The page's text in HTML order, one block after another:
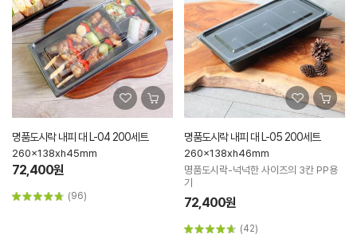
명품도시락 내피 대 L-04 200세트
260x138xh45mm
72,400원
(96)
명품도시락 내피 대 L-05 200세트
260x138xh46mm
명품도시락-넉넉한 사이즈의 3칸 PP용
기
72,400원
(42)